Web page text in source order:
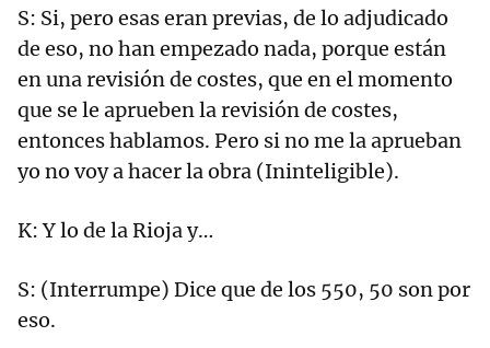
S: Si, pero esas eran previas, de lo adjudicado
de eso, no han empezado nada, porque están
en una revisión de costes, que en el momento
que se le aprueben la revisión de costes,
entonces hablamos. Pero si no me la aprueban
yo no voy a hacer la obra (Ininteligible).
K: Y lo de la Rioja y…
S: (Interrumpe) Dice que de los 550, 50 son por
eso.